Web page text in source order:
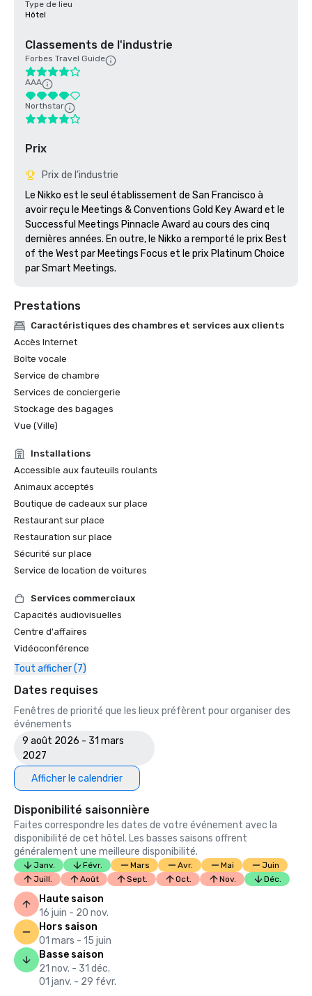
Type de lieu
Hôtel
Classements de l'industrie
Forbes Travel Guide
AAA
Northstar
Prix
Prix de l'industrie
Le Nikko est le seul établissement de San Francisco à
avoir reçu le Meetings & Conventions Gold Key Award et le
Successful Meetings Pinnacle Award au cours des cinq
dernières années. En outre, le Nikko a remporté le prix Best
of the West par Meetings Focus et le prix Platinum Choice
par Smart Meetings.
Prestations
Caractéristiques des chambres et services aux clients
Accès Internet
Boîte vocale
Service de chambre
Services de conciergerie
Stockage des bagages
Vue (Ville)
Installations
Accessible aux fauteuils roulants
Animaux acceptés
Boutique de cadeaux sur place
Restaurant sur place
Restauration sur place
Sécurité sur place
Service de location de voitures
Services commerciaux
Capacités audiovisuelles
Centre d'affaires
Vidéoconférence
Tout afficher (7)
Dates requises
Fenêtres de priorité que les lieux préfèrent pour organiser des
événements
9 août 2026 - 31 mars
2027
Afficher le calendrier
Disponibilité saisonnière
Faites correspondre les dates de votre événement avec la
disponibilité de cet hôtel. Les basses saisons offrent
généralement une meilleure disponibilité.
Janv. Févr. Mars Avr. Mai
Juin
Juill.
Août Sept. Oct. Nov. Déc.
Haute saison
16 juin - 20 nov.
Hors saison
01 mars - 15 juin
Basse saison
21 nov. - 31 déc.
01 janv. - 29 févr.